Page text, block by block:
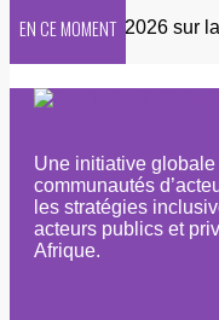
EN CE MOMENT
Enquête 2026 sur la
Une initiative
communautés
les stratégies
acteurs publics et
Afrique.